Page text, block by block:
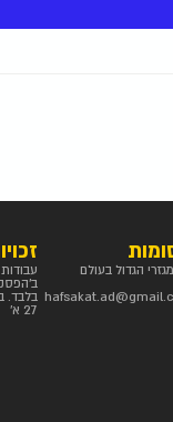
הגדול בעולם
בלבד.
27 א'